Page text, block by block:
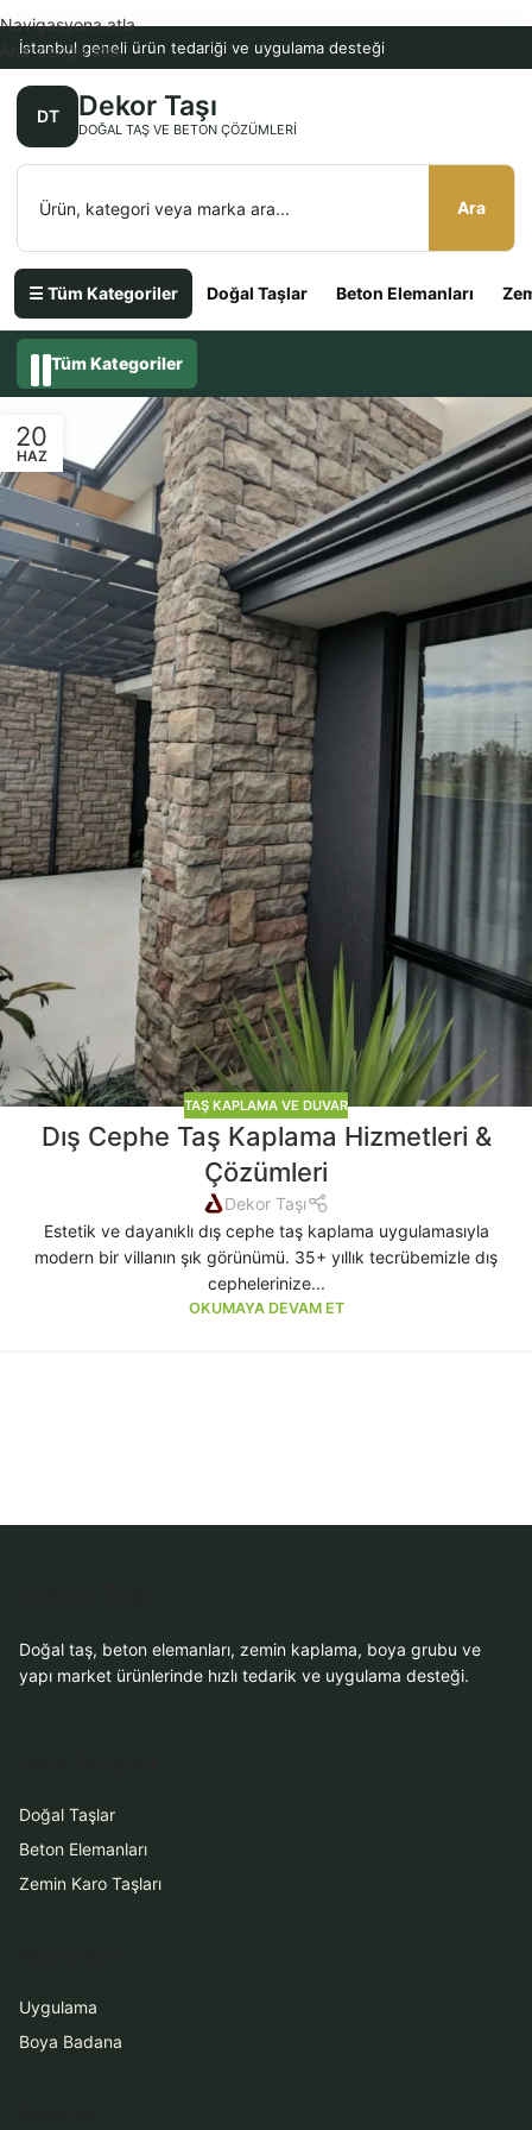
İstanbul geneli ürün tedariği ve uygulama desteği
DT Dekor Taşı
DOĞAL TAŞ VE BETON ÇÖZÜMLERI
Ara
☰ Tüm Kategoriler Doğal Taşlar Beton Elemanları
Navigasyona atla
Ana içeriğe atla
Tüm Kategoriler
20
HAZ
TAŞ KAPLAMA VE DUVAR
Dış Cephe Taş Kaplama Hizmetleri &
Çözümleri
Dekor Taşı
Estetik ve dayanıklı dış cephe taş kaplama uygulamasıyla
modern bir villanın şık görünümü. 35+ yıllık tecrübemizle dış
cephelerinize...
OKUMAYA DEVAM ET
Doğal taş, beton elemanları, zemin kaplama, boya grubu ve
yapı market ürünlerinde hızlı tedarik ve uygulama desteği.
Doğal Taşlar
Beton Elemanları
Zemin Karo Taşları
Uygulama
Boya Badana